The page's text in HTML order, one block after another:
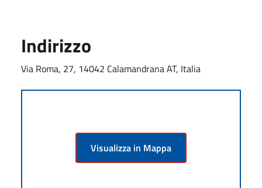
Indirizzo
Via Roma, 27, 14042 Calamandrana AT, Italia
Visualizza in Mappa